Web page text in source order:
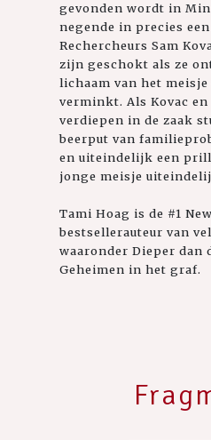
gevonden wordt in
negende in precies
Rechercheurs Sam
zijn geschokt als ze
lichaam van het
verminkt. Als Kovac
verdiepen in de zaak
beerput van
en uiteindelijk een
jonge meisje
Tami Hoag is de #1
bestsellerauteur van
waaronder Dieper dan
Geheimen in het graf.